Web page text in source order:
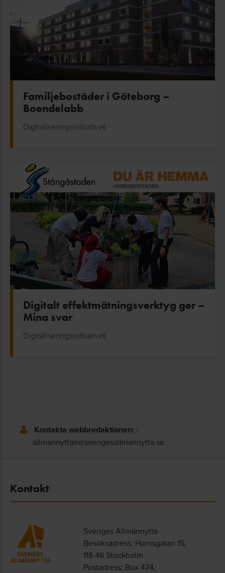
Familjebostäder i Göteborg –
Boendelabb
Digitaliseringsinitiativet
Digitalt effektmätningsverktyg ger –
Mina svar
Digitaliseringsinitiativet
Kontakta webbredaktionen: :
allmannyttan@sverigesallmannytta.se
Kontakt
Sveriges Allmännytta
Besöksadress: Hornsgatan 15,
118 46 Stockholm
Postadress: Box 474,